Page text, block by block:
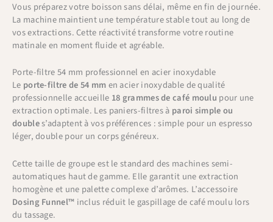
Vous préparez votre boisson sans délai, même en fin de journée.
La machine maintient une température stable tout au long de
vos extractions. Cette réactivité transforme votre routine
matinale en moment fluide et agréable.
Porte-filtre 54 mm professionnel en acier inoxydable
Le porte-filtre de 54 mmen acier inoxydable de qualité
professionnelle accueille 18 grammes de café moulu pour une
extraction optimale. Les paniers-filtres à paroi simple ou
doubles’adaptent à vos préférences : simple pour un espresso
léger, double pour un corps généreux.
Cette taille de groupe est le standard des machines semi-
automatiques haut de gamme. Elle garantit une extraction
homogène et une palette complexe d’arômes. L’accessoire
Dosing Funnel™ inclus réduit le gaspillage de café moulu lors
du tassage.